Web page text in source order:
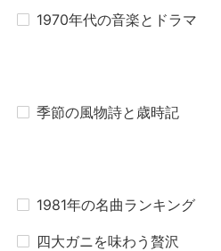
1970年代の音楽とドラマ
季節の風物詩と歳時記
1981年の名曲ランキング
四大ガニを味わう贅沢